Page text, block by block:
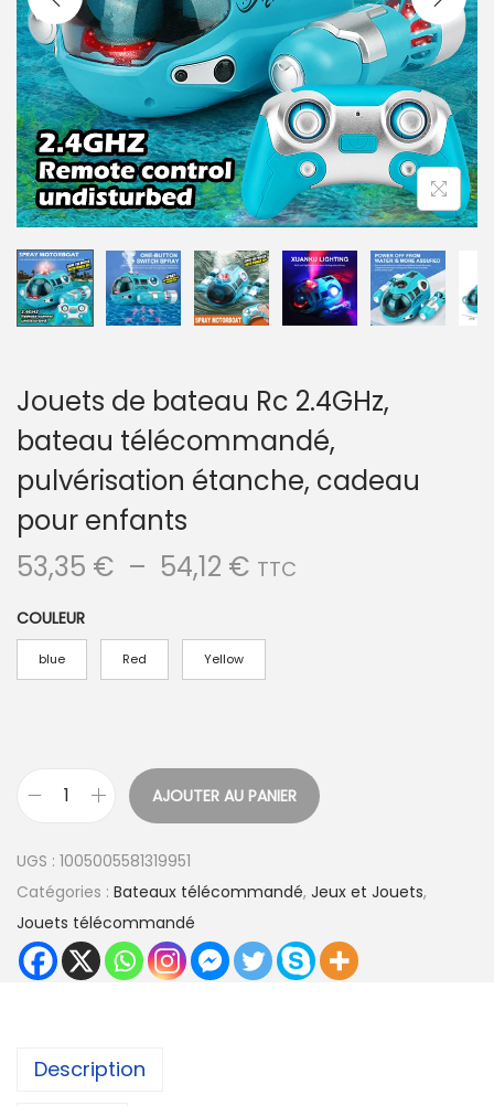
i
o
n
Jouets de bateau Rc 2.4GHz,
bateau télécommandé,
pulvérisation étanche, cadeau
pour enfants
53,35 € – 54,12 € P
e
p
r
:
5
TTC
COULEUR
blue Red Yellow
a
n
t
AJOUTER AU PANIER
UGS : 1005005581319951
Catégories : Bateaux télécommandé, Jeux et Jouets,
Jouets télécommandé
Description